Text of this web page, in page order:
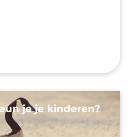
je je kinderen?